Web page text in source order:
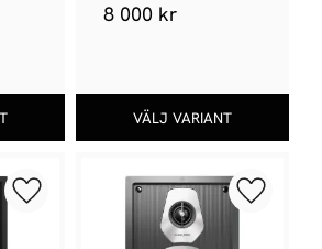
8 000 kr
Lägg till i favoriter Lägg till